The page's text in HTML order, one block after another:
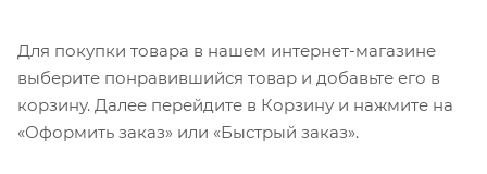
Для покупки товара в нашем интернет-магазине
выберите понравившийся товар и добавьте его в
корзину. Далее перейдите в Корзину и нажмите на
«Оформить заказ» или «Быстрый заказ».